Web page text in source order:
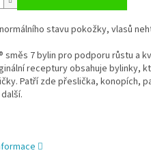
stavu pokožky, vlasů
směs 7 bylin pro podporu růstu a
receptury obsahuje bylinky,
Patří zde přeslička, konopích,